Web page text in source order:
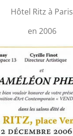
Hôtel Ritz à Paris
en 2006